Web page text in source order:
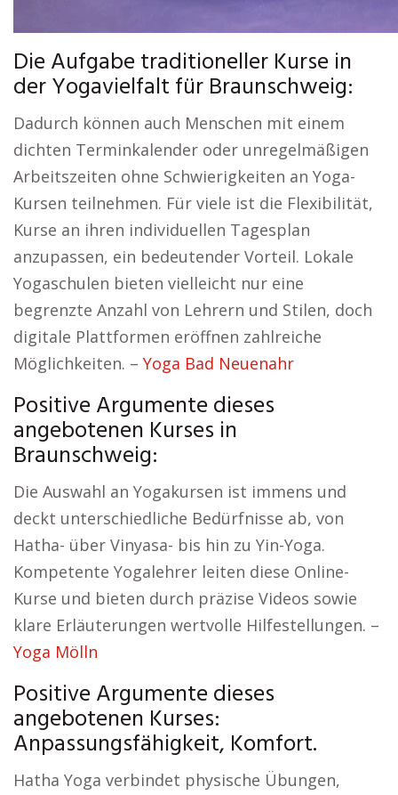
Die Aufgabe traditioneller Kurse in
der Yogavielfalt für Braunschweig:
Dadurch können auch Menschen mit einem
dichten Terminkalender oder unregelmäßigen
Arbeitszeiten ohne Schwierigkeiten an Yoga-
Kursen teilnehmen. Für viele ist die Flexibilität,
Kurse an ihren individuellen Tagesplan
anzupassen, ein bedeutender Vorteil. Lokale
Yogaschulen bieten vielleicht nur eine
begrenzte Anzahl von Lehrern und Stilen, doch
digitale Plattformen eröffnen zahlreiche
Möglichkeiten. – Yoga Bad Neuenahr
Positive Argumente dieses
angebotenen Kurses in
Braunschweig:
Die Auswahl an Yogakursen ist immens und
deckt unterschiedliche Bedürfnisse ab, von
Hatha- über Vinyasa- bis hin zu Yin-Yoga.
Kompetente Yogalehrer leiten diese Online-
Kurse und bieten durch präzise Videos sowie
klare Erläuterungen wertvolle Hilfestellungen. –
Yoga Mölln
Positive Argumente dieses
angebotenen Kurses:
Anpassungsfähigkeit, Komfort.
Hatha Yoga verbindet physische Übungen,